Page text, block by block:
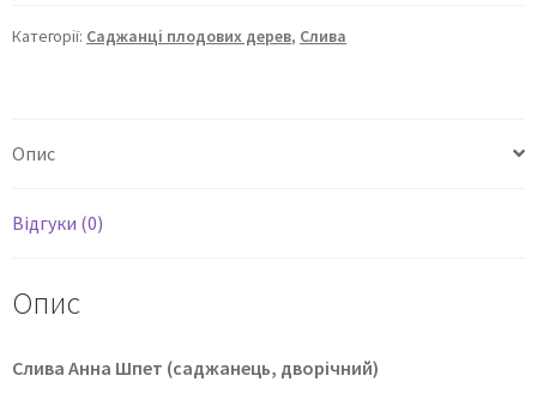
Категорії: Саджанці плодових дерев, Слива
Опис
Відгуки (0)
Опис
Слива Анна Шпет (саджанець, дворічний)